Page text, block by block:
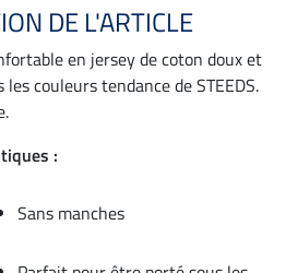
DE L'ARTICLE
en jersey de coton doux et
couleurs tendance de STEEDS.
:
Sans manches